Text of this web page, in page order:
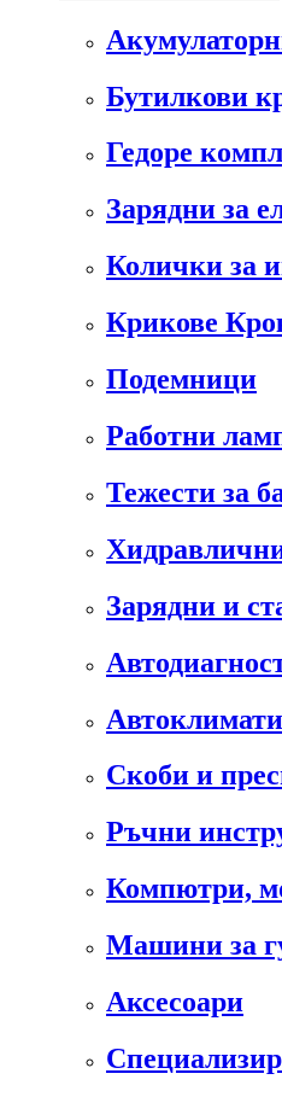
Бутилкови
Гедоре
Зарядни за
Колички за
Крикове
Подемници
Работни
Тежести за
Зарядни и
Скоби и
Ръчни
Компютри,
Машини за
Аксесоари